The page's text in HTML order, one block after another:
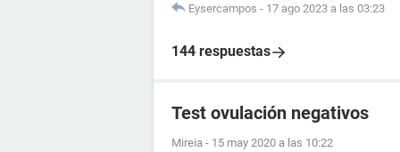
Eysercampos - 17 ago 2023 a las 03:23
144 respuestas
Test ovulación negativos
Mireia - 15 may 2020 a las 10:22